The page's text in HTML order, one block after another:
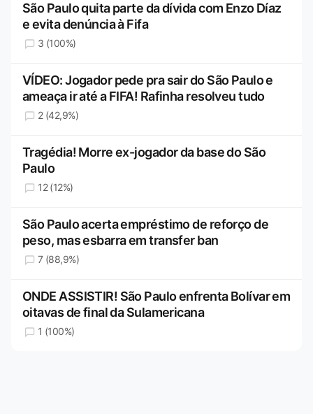
São Paulo quita parte da dívida com Enzo Díaz
e evita denúncia à Fifa
3 (100%)
VÍDEO: Jogador pede pra sair do São Paulo e
ameaça ir até a FIFA! Rafinha resolveu tudo
2 (42,9%)
Tragédia! Morre ex-jogador da base do São
Paulo
12 (12%)
São Paulo acerta empréstimo de reforço de
peso, mas esbarra em transfer ban
7 (88,9%)
ONDE ASSISTIR! São Paulo enfrenta Bolívar em
oitavas de final da Sulamericana
1 (100%)